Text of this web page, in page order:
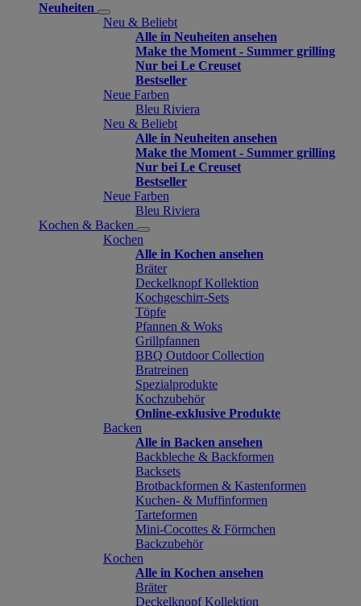
Neuheiten
Neu & Beliebt
Alle in Neuheiten ansehen
Make the Moment - Summer grilling
Nur bei Le Creuset
Bestseller
Neue Farben
Bleu Riviera
Neu & Beliebt
Alle in Neuheiten ansehen
Make the Moment - Summer grilling
Nur bei Le Creuset
Bestseller
Neue Farben
Bleu Riviera
Kochen & Backen
Kochen
Alle in Kochen ansehen
Bräter
Deckelknopf Kollektion
Kochgeschirr-Sets
Töpfe
Pfannen & Woks
Grillpfannen
BBQ Outdoor Collection
Bratreinen
Spezialprodukte
Kochzubehör
Online-exklusive Produkte
Backen
Alle in Backen ansehen
Backbleche & Backformen
Backsets
Brotbackformen & Kastenformen
Kuchen- & Muffinformen
Tarteformen
Mini-Cocottes & Förmchen
Backzubehör
Kochen
Alle in Kochen ansehen
Bräter
Deckelknopf Kollektion